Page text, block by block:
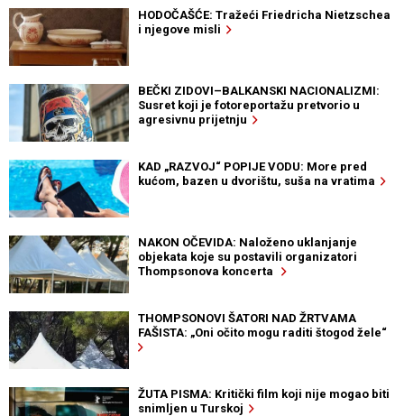
HODOČAŠĆE: Tražeći Friedricha Nietzschea
i njegove misli
BEČKI ZIDOVI–BALKANSKI NACIONALIZMI:
Susret koji je fotoreportažu pretvorio u
agresivnu prijetnju
KAD „RAZVOJ“ POPIJE VODU: More pred
kućom, bazen u dvorištu, suša na vratima
NAKON OČEVIDA: Naloženo uklanjanje
objekata koje su postavili organizatori
Thompsonova koncerta
THOMPSONOVI ŠATORI NAD ŽRTVAMA
FAŠISTA: „Oni očito mogu raditi štogod žele“
ŽUTA PISMA: Kritički film koji nije mogao biti
snimljen u Turskoj